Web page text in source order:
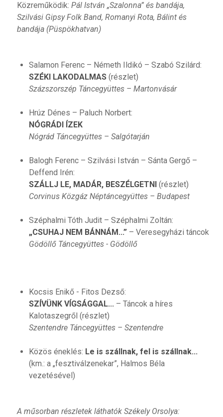
Közreműködik: Pál István „Szalonna” és bandája,
Szilvási Gipsy Folk Band, Romanyi Rota, Bálint és
bandája (Püspökhatvan)
Salamon Ferenc – Németh Ildikó – Szabó Szilárd:
SZÉKI LAKODALMAS(részlet)
Százszorszép Táncegyüttes – Martonvásár
Hrúz Dénes – Paluch Norbert:
NÓGRÁDI ÍZEK
Nógrád Táncegyüttes – Salgótarján
Balogh Ferenc – Szilvási István – Sánta Gergő –
Deffend Irén:
SZÁLLJ LE, MADÁR, BESZÉLGETNI(részlet)
Corvinus Közgáz Néptáncegyüttes – Budapest
Széphalmi Tóth Judit – Széphalmi Zoltán:
„CSUHAJ NEM BÁNNÁM...”– Veresegyházi táncok
Gödöllő Táncegyüttes - Gödöllő
Kocsis Enikő - Fitos Dezső:
SZÍVÜNK VÍGSÁGGAL... – Táncok a híres
Kalotaszegről (részlet)
Szentendre Táncegyüttes – Szentendre
Közös éneklés: Le is szállnak, fel is szállnak...
(km.: a „fesztiválzenekar”, Halmos Béla
vezetésével)
A műsorban részletek láthatók Székely Orsolya: